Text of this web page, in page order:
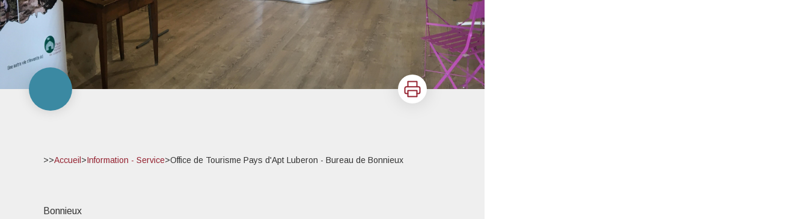
Imprimer
>>Accueil >Information - Service>Office de Tourisme Pays d'Apt Luberon - Bureau de Bonnieux
Bonnieux